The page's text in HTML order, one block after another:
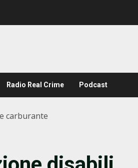
Radio Real Crime Podcast
carburante